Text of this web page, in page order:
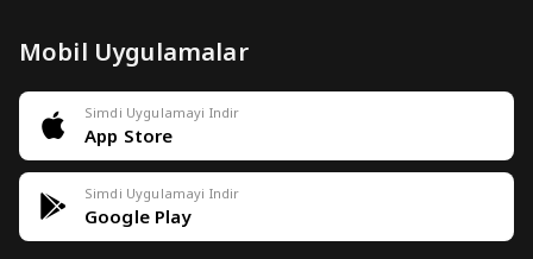
Mobil Uygulamalar
Simdi Uygulamayi Indir
App Store
Simdi Uygulamayi Indir
Google Play